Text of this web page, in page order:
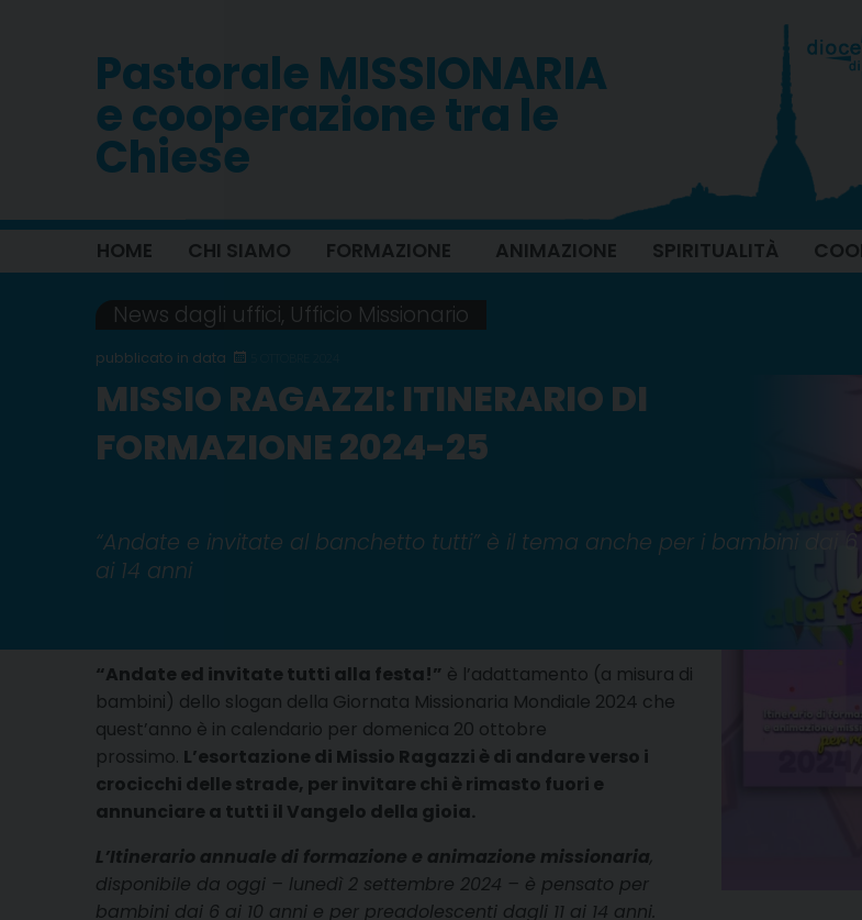
Pastorale MISSIONARIA
e cooperazione tra le
Chiese
HOME CHI SIAMO FORMAZIONE ANIMAZIONE SPIRITUALITÀ
News dagli uffici, Ufficio Missionario
MISSIO RAGAZZI: ITINERARIO DI
FORMAZIONE 2024-25
“Andate e invitate al banchetto tutti” è il tema anche per i bambini dai 6
ai 14 anni
“Andate ed invitate tutti alla festa!” è l’adattamento (a misura di
bambini) dello slogan della Giornata Missionaria Mondiale 2024 che
quest’anno è in calendario per domenica 20 ottobre
prossimo. L’esortazione di Missio Ragazzi è di andare verso i
crocicchi delle strade, per invitare chi è rimasto fuori e
annunciare a tutti il Vangelo della gioia.
L’Itinerario annuale di formazione e animazione missionaria,
disponibile da oggi – lunedì 2 settembre 2024 – è pensato per
bambini dai 6 ai 10 anni e per preadolescenti dagli 11 ai 14 anni.